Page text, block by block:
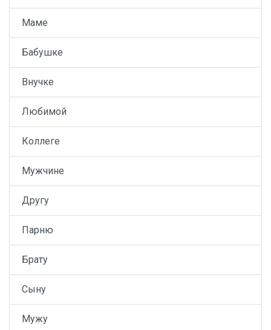
Маме
Бабушке
Внучке
Любимой
Коллеге
Мужчине
Другу
Парню
Брату
Сыну
Мужу